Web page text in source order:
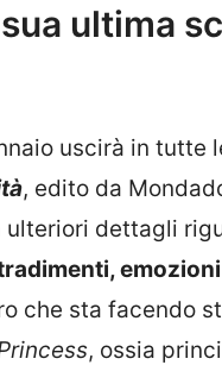
ultima
uscirà in tutte
, edito da
ulteriori dettagli
che sta facendo
, ossia